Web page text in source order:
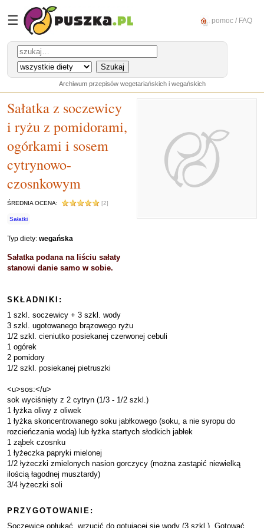
☰ pomoc / FAQ
Archiwum przepisów wegetariańskich i wegańskich
Sałatka z soczewicy
i ryżu z pomidorami,
ogórkami i sosem
cytrynowo-
czosnkowym
ŚREDNIA OCENA: [2]
Sałatki
Typ diety: wegańska
Sałatka podana na liściu sałaty
stanowi danie samo w sobie.
SKŁADNIKI:
1 szkl. soczewicy + 3 szkl. wody
3 szkl. ugotowanego brązowego ryżu
1/2 szkl. cieniutko posiekanej czerwonej cebuli
1 ogórek
2 pomidory
1/2 szkl. posiekanej pietruszki
<u>sos:</u>
sok wyciśnięty z 2 cytryn (1/3 - 1/2 szkl.)
1 łyżka oliwy z oliwek
1 łyżka skoncentrowanego soku jabłkowego (soku, a nie syropu do
rozcieńczania wodą) lub łyżka startych słodkich jabłek
1 ząbek czosnku
1 łyżeczka papryki mielonej
1/2 łyżeczki zmielonych nasion gorczycy (można zastąpić niewielką
ilością łagodnej musztardy)
3/4 łyżeczki soli
PRZYGOTOWANIE:
Soczewicę opłukać, wrzucić do gotującej się wody (3 szkl.). Gotować